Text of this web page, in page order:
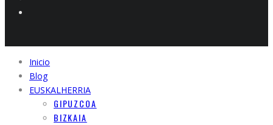
Inicio
Blog
EUSKALHERRIA
GIPUZCOA
BIZKAIA